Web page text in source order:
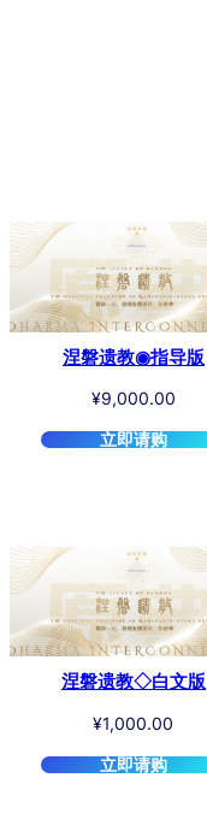
涅磐遗教◉指导版
¥9,000.00
立即请购
涅磐遗教◇白文版
¥1,000.00
立即请购